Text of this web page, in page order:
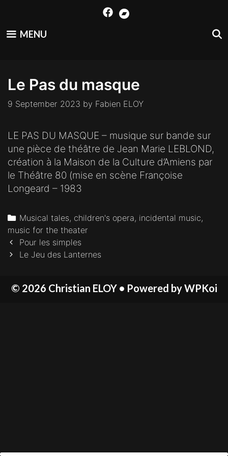
content
MENU
Le Pas du masque
9 September 2023 by Fabien ELOY
LE PAS DU MASQUE – musique sur bande sur
une pièce de théâtre de Jean Marie LEBLOND,
création à la Maison de la Culture d’Amiens par
le Théâtre 80 (mise en scène Françoise
Longeard – 1983
Categories
Musical tales, children's opera, incidental music,
music for the theater
Post
navigation
Pour les simples
Le Jeu des Lanternes
© 2026 Christian ELOY• Powered byWPKoi